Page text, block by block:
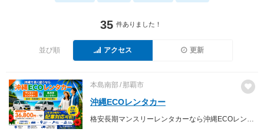
35 件ありました！
並び順 アクセス 更新
本島南部 那覇市
沖縄ECOレンタカー